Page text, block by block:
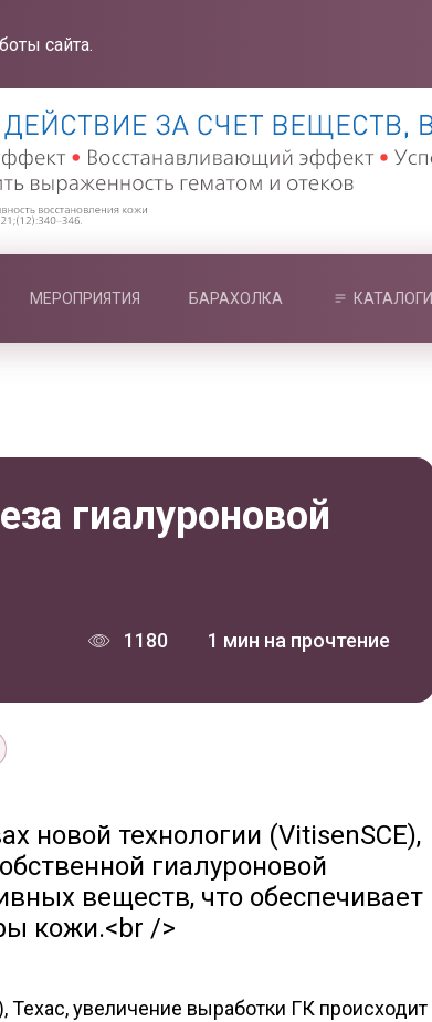
сайта.
МЕРОПРИЯТИЯ БАРАХОЛКА КАТАЛОГИ
гиалуроновой
1180 1 мин на прочтение
новой технологии (VitisenSCE),
гиалуроновой
веществ, что обеспечивает
кожи.<br />
увеличение выработки ГК происходит